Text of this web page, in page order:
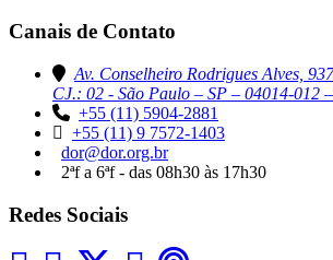
Canais de Contato
Av. Conselheiro Rodrigues Alves, 937
CJ.: 02 - São Paulo – SP – 04014-012
+55 (11) 5904-2881
+55 (11) 9 7572-1403
dor@dor.org.br
2ªf a 6ªf - das 08h30 às 17h30
Redes Sociais